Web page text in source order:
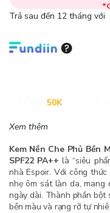
Trả sau đến 12 tháng với
50K
Xem thêm
Kem Nền Che Phủ Bền
SPF22 PA++ là “siêu
nhà Espoir. Với công
nhẹ ôm sát làn da, mang
ngày dài. Thành phần bột
bền màu và rạng rỡ tự